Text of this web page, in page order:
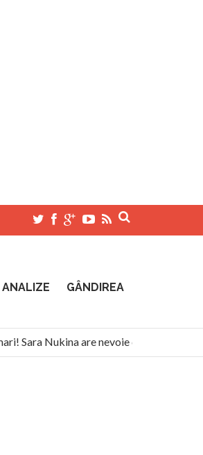
GÂNDIREA
Sara Nukina are nevoie de ajutorul nostru!
României